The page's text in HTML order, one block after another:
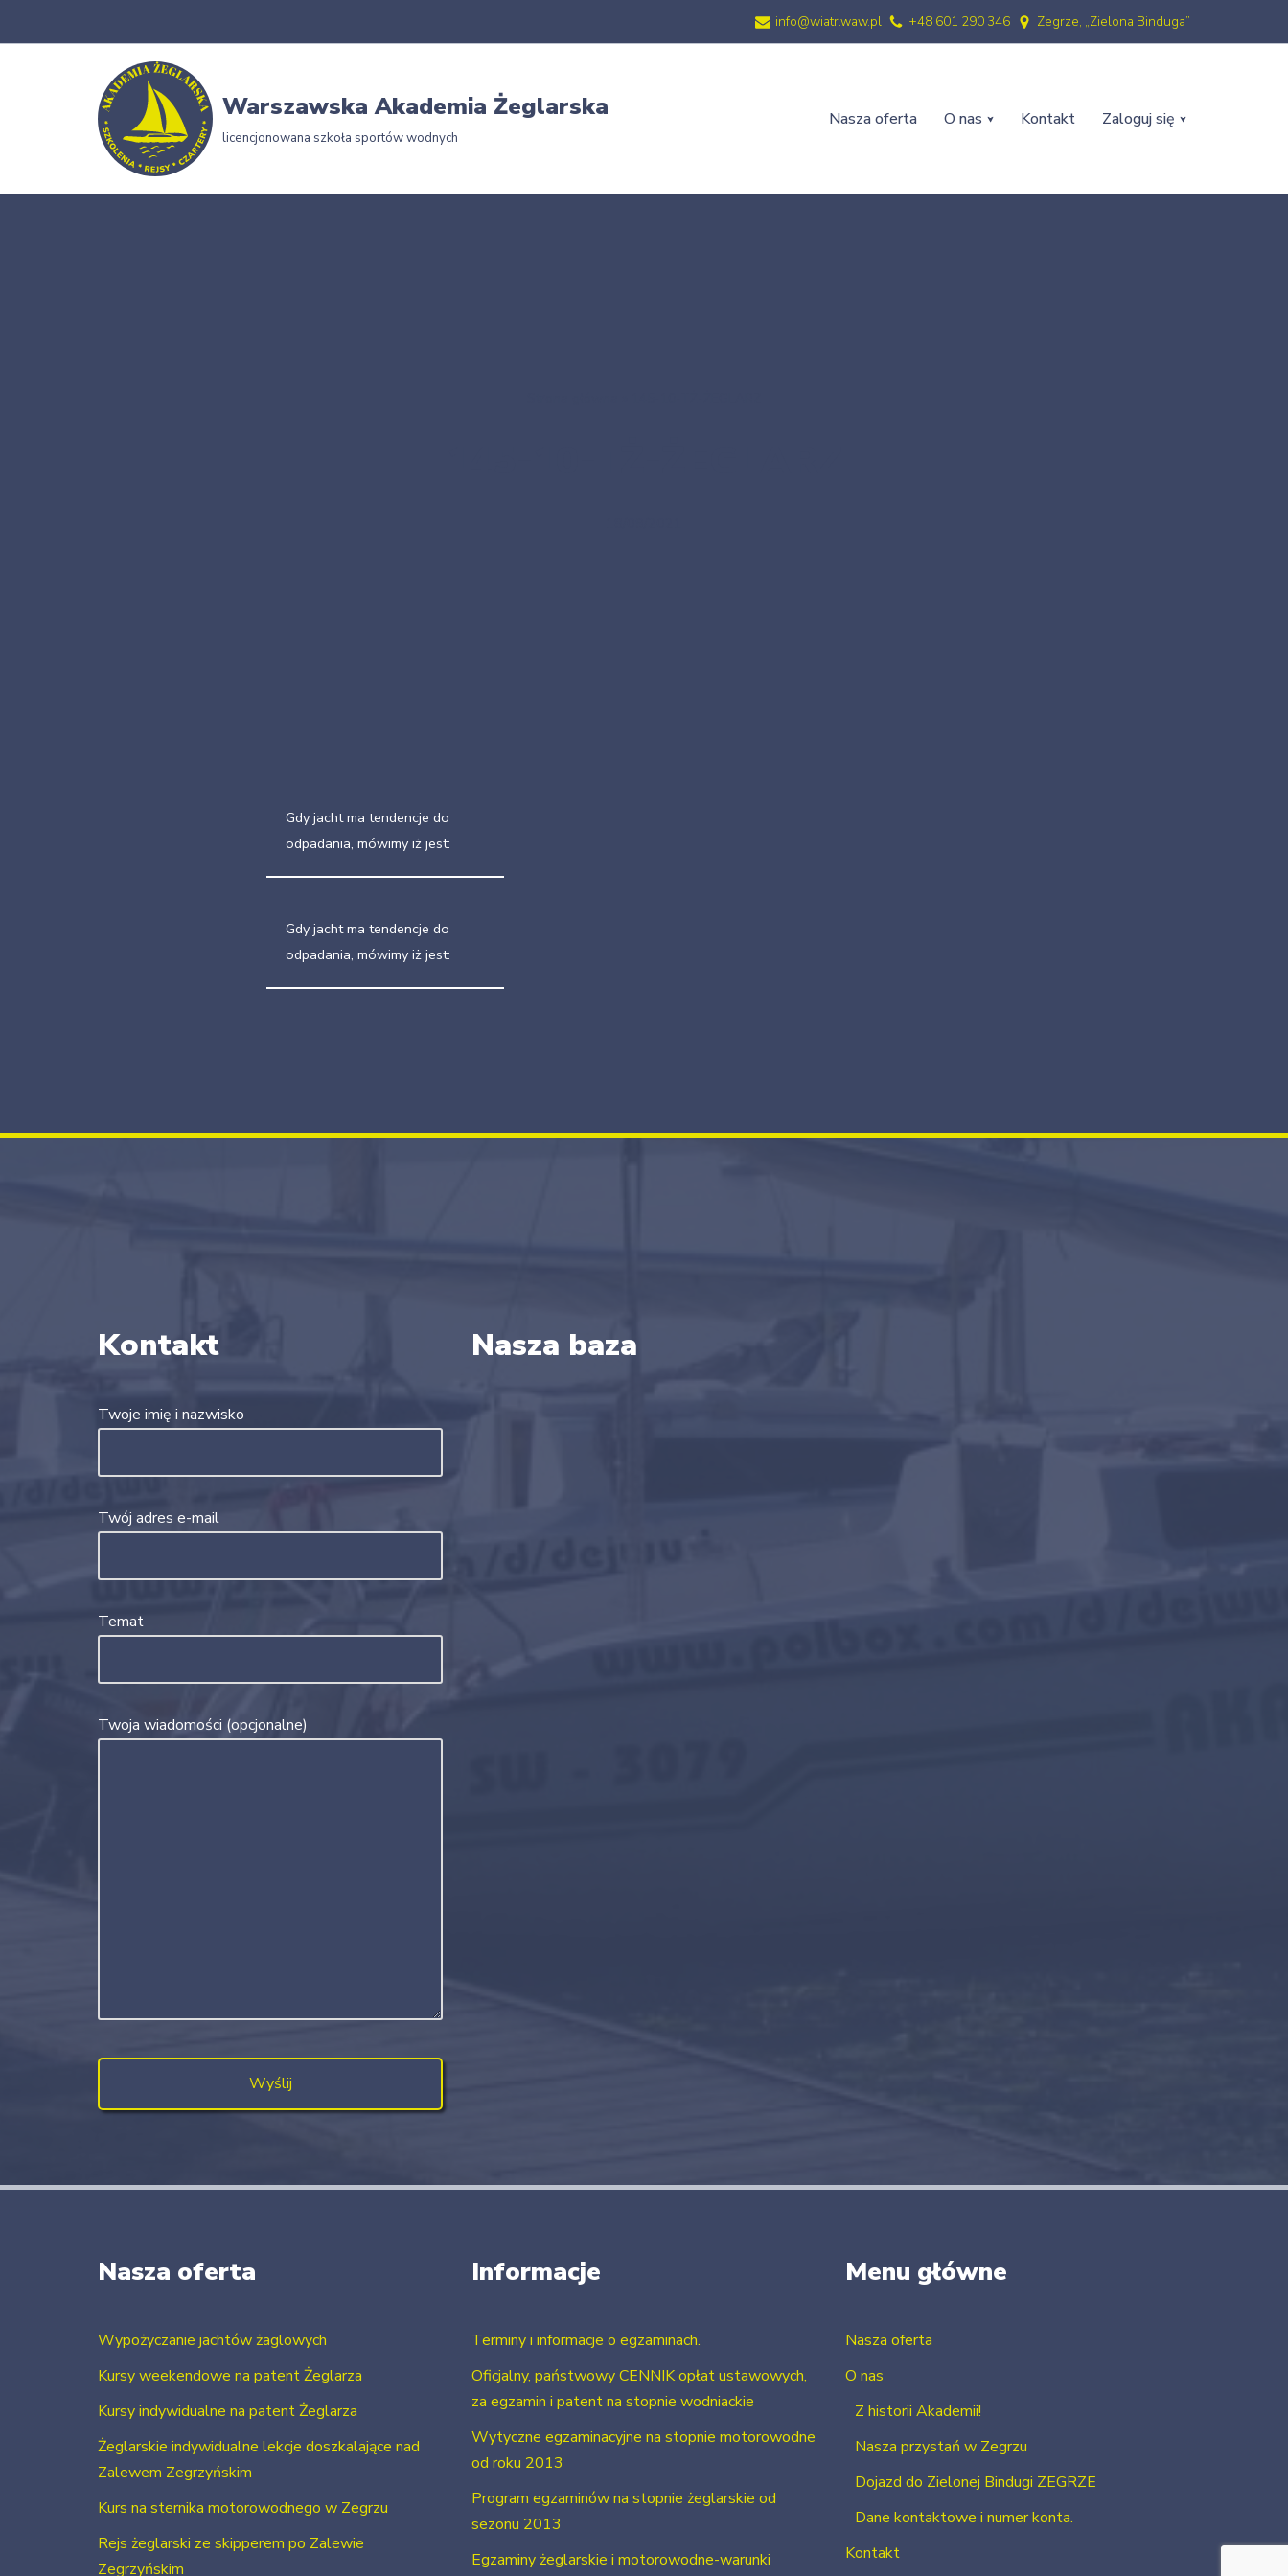
info@wiatr.waw.pl +48 601 290 346 Zegrze, „Zielona Binduga”
Warszawska Akademia Żeglarska
licencjonowana szkoła sportów wodnych
Nasza oferta O nas Kontakt Zaloguj się
Gdy jacht ma tendencje do
odpadania, mówimy iż jest:
Gdy jacht ma tendencje do
odpadania, mówimy iż jest:
Kontakt
Twoje imię i nazwisko
Twój adres e-mail
Temat
Twoja wiadomości (opcjonalne)
Nasza baza
Nasza oferta
Wypożyczanie jachtów żaglowych
Kursy weekendowe na patent Żeglarza
Kursy indywidualne na patent Żeglarza
Żeglarskie indywidualne lekcje doszkalające nad
Zalewem Zegrzyńskim
Kurs na sternika motorowodnego w Zegrzu
Rejs żeglarski ze skipperem po Zalewie
Zegrzyńskim
Informacje
Terminy i informacje o egzaminach.
Oficjalny, państwowy CENNIK opłat ustawowych,
za egzamin i patent na stopnie wodniackie
Wytyczne egzaminacyjne na stopnie motorowodne
od roku 2013
Program egzaminów na stopnie żeglarskie od
sezonu 2013
Egzaminy żeglarskie i motorowodne-warunki
Menu główne
Nasza oferta
O nas
Z historii Akademii!
Nasza przystań w Zegrzu
Dojazd do Zielonej Bindugi ZEGRZE
Dane kontaktowe i numer konta.
Kontakt